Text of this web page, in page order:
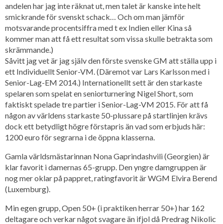
andelen har jag inte räknat ut, men talet är kanske inte helt
smickrande för svenskt schack… Och om man jämför
motsvarande procentsiffra med t ex Indien eller Kina så
kommer man att få ett resultat som vissa skulle betrakta som
skrämmande.)
Såvitt jag vet är jag själv den förste svenske GM att ställa upp i
ett Individuellt Senior-VM. (Däremot var Lars Karlsson med i
Senior-Lag-EM 2014.) Internationellt sett är den starkaste
spelaren som spelat en seniorturnering Nigel Short, som
faktiskt spelade tre partier i Senior-Lag-VM 2015. För att få
någon av världens starkaste 50-plussare på startlinjen krävs
dock ett betydligt högre förstapris än vad som erbjuds här:
1200 euro för segrarna i de öppna klasserna.
Gamla världsmästarinnan Nona Gaprindashvili (Georgien) är
klar favorit i damernas 65-grupp. Den yngre damgruppen är
nog mer oklar på pappret, ratingfavorit är WGM Elvira Berend
(Luxemburg).
Min egen grupp, Open 50+ (i praktiken herrar 50+) har 162
deltagare och verkar något svagare än ifjol då Predrag Nikolic